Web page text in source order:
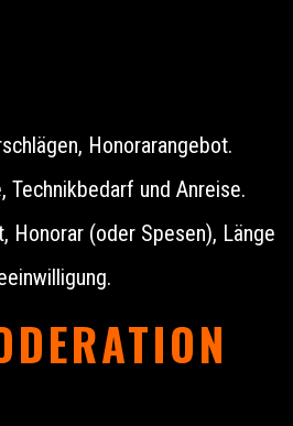
Honorarangebot.
und Anreise.
Honorar (oder Spesen), Länge